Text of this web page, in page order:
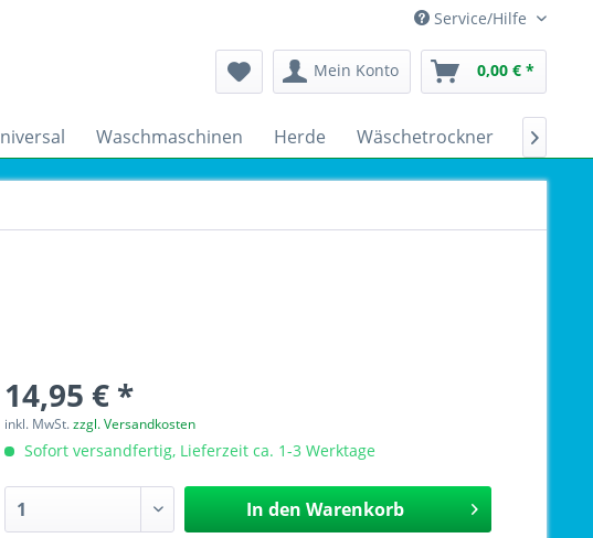
Service/Hilfe
Mein Konto 0,00 € *
Waschmaschinen Herde Wäschetrockner 
14,95 € *
inkl. MwSt.zzgl. Versandkosten
Sofort versandfertig, Lieferzeit ca. 1-3 Werktage
In den Warenkorb